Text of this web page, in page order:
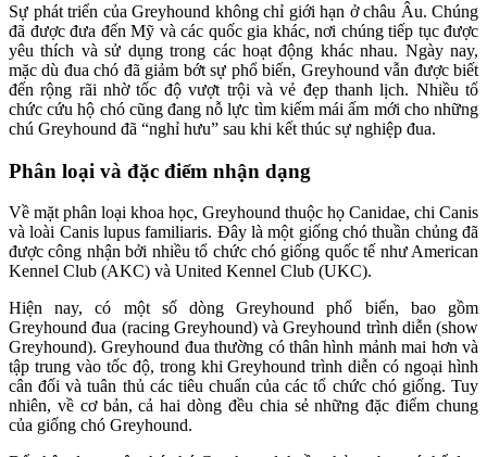
Sự phát triển của Greyhound không chỉ giới hạn ở châu Âu. Chúng
đã được đưa đến Mỹ và các quốc gia khác, nơi chúng tiếp tục được
yêu thích và sử dụng trong các hoạt động khác nhau. Ngày nay,
mặc dù đua chó đã giảm bớt sự phổ biến, Greyhound vẫn được biết
đến rộng rãi nhờ tốc độ vượt trội và vẻ đẹp thanh lịch. Nhiều tổ
chức cứu hộ chó cũng đang nỗ lực tìm kiếm mái ấm mới cho những
chú Greyhound đã “nghỉ hưu” sau khi kết thúc sự nghiệp đua.
Phân loại và đặc điểm nhận dạng
Về mặt phân loại khoa học, Greyhound thuộc họ Canidae, chi Canis
và loài Canis lupus familiaris. Đây là một giống chó thuần chủng đã
được công nhận bởi nhiều tổ chức chó giống quốc tế như American
Kennel Club (AKC) và United Kennel Club (UKC).
Hiện nay, có một số dòng Greyhound phổ biến, bao gồm
Greyhound đua (racing Greyhound) và Greyhound trình diễn (show
Greyhound). Greyhound đua thường có thân hình mảnh mai hơn và
tập trung vào tốc độ, trong khi Greyhound trình diễn có ngoại hình
cân đối và tuân thủ các tiêu chuẩn của các tổ chức chó giống. Tuy
nhiên, về cơ bản, cả hai dòng đều chia sẻ những đặc điểm chung
của giống chó Greyhound.